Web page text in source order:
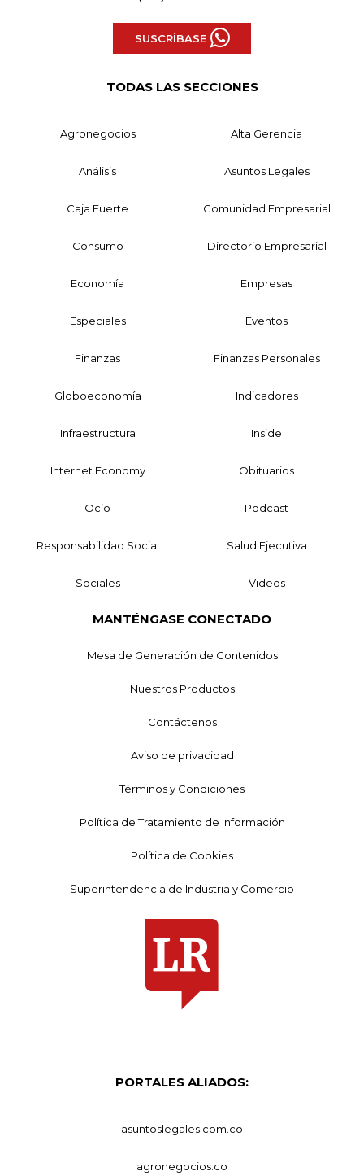
SUSCRÍBASE
TODAS LAS SECCIONES
Agronegocios Alta Gerencia
Análisis Asuntos Legales
Caja Fuerte Comunidad Empresarial
Consumo Directorio Empresarial
Economía Empresas
Especiales Eventos
Finanzas Finanzas Personales
Globoeconomía Indicadores
Infraestructura Inside
Internet Economy Obituarios
Ocio Podcast
Responsabilidad Social Salud Ejecutiva
Sociales Videos
MANTÉNGASE CONECTADO
Mesa de Generación de Contenidos
Nuestros Productos
Contáctenos
Aviso de privacidad
Términos y Condiciones
Política de Tratamiento de Información
Política de Cookies
Superintendencia de Industria y Comercio
PORTALES ALIADOS:
asuntoslegales.com.co
agronegocios.co